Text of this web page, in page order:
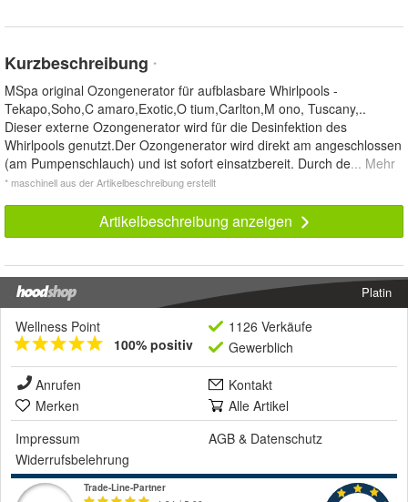
Kurzbeschreibung *
MSpa original Ozongenerator für aufblasbare Whirlpools -
Tekapo,Soho,C amaro,Exotic,O tium,Carlton,M ono, Tuscany,..
Dieser externe Ozongenerator wird für die Desinfektion des
Whirlpools genutzt.Der Ozongenerator wird direkt am angeschlossen
(am Pumpenschlauch) und ist sofort einsatzbereit. Durch de... Mehr
* maschinell aus der Artikelbeschreibung erstellt
Artikelbeschreibung anzeigen
Platin
Wellness Point
100% positiv
1126 Verkäufe
Gewerblich
Anrufen
Kontakt
Merken
Alle Artikel
Impressum
AGB & Datenschutz
Widerrufsbelehrung